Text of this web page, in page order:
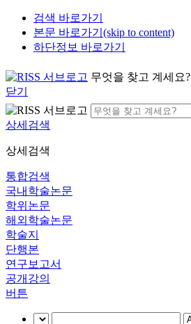
검색 바로가기
본문 바로가기(skip to content)
하단정보 바로가기
무엇을 찾고 계세요?
닫기
상세검색
상세검색
통합검색
국내학술논문
학위논문
해외학술논문
학술지
단행본
연구보고서
공개강의
버튼